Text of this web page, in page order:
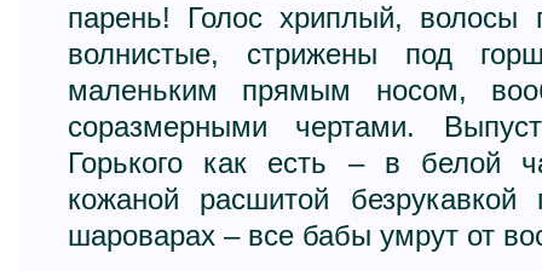
парень! Голос хриплый, волосы
волнистые, стрижены под
маленьким прямым носом,
соразмерными чертами.
Горького как есть – в белой
кожаной расшитой
шароварах – все бабы умрут от